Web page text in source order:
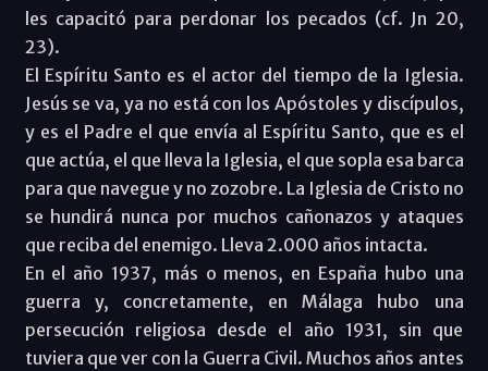
les capacitó para perdonar los pecados (cf. Jn 20,
23).
El Espíritu Santo es el actor del tiempo de la Iglesia.
Jesús se va, ya no está con los Apóstoles y discípulos,
y es el Padre el que envía al Espíritu Santo, que es el
que actúa, el que lleva la Iglesia, el que sopla esa barca
para que navegue y no zozobre. La Iglesia de Cristo no
se hundirá nunca por muchos cañonazos y ataques
que reciba del enemigo. Lleva 2.000 años intacta.
En el año 1937, más o menos, en España hubo una
guerra y, concretamente, en Málaga hubo una
persecución religiosa desde el año 1931, sin que
tuviera que ver con la Guerra Civil. Muchos años antes